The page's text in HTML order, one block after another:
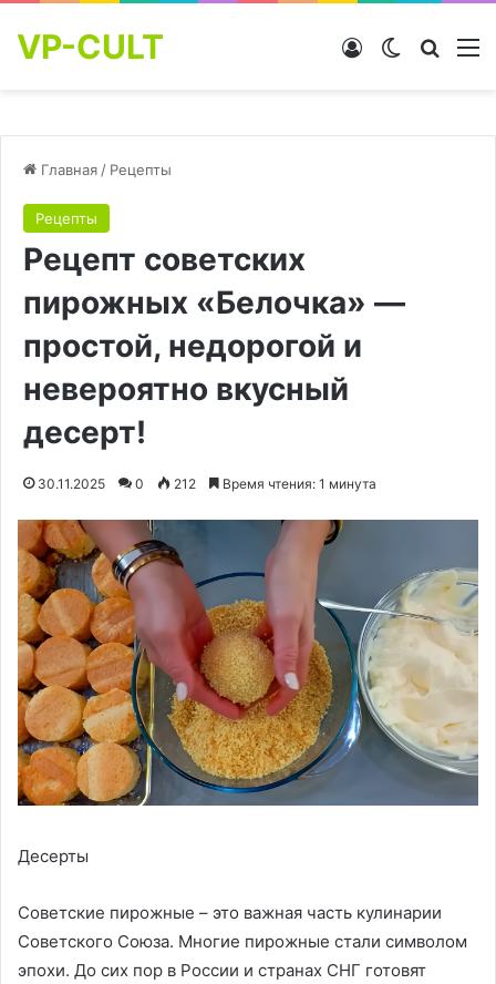
VP-CULT Switch skin
Войти
Главная / Рецепты
Рецепты
Рецепт советских
пирожных «Белочка» —
простой, недорогой и
невероятно вкусный
десерт!
30.11.2025 0 212 Время чтения: 1 минута
Десерты
Советские пирожные – это важная часть кулинарии
Советского Союза. Многие пирожные стали символом
эпохи. До сих пор в России и странах СНГ готовят